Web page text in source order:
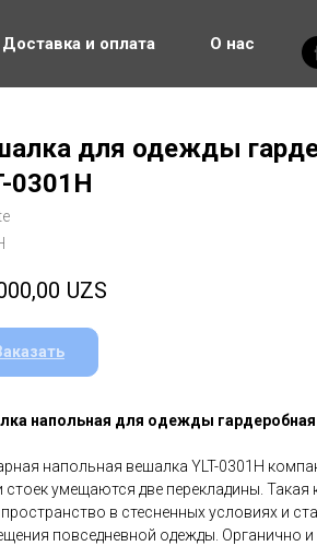
Доставка и оплата О нас
для одежды
0301H
UZS
напольная для одежды гардеробная
напольная вешалка YLT-0301H
стоек умещаются две перекладины.
в стесненных условиях и
повседневной одежды. Органично и